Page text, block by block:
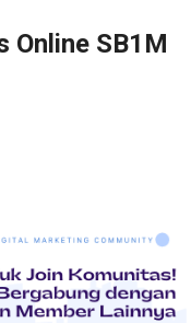
Online SB1M